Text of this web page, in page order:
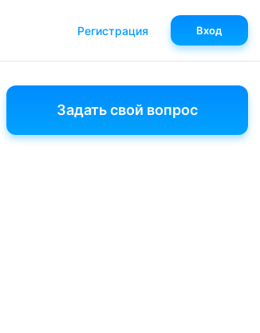
Задать свой вопрос
Регистрация Вход